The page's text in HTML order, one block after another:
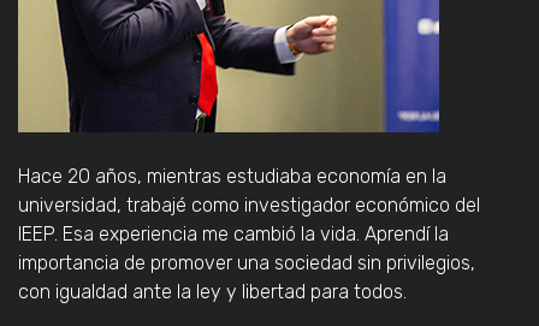
Hace 20 años, mientras estudiaba economía en la
universidad, trabajé como investigador económico del
IEEP. Esa experiencia me cambió la vida. Aprendí la
importancia de promover una sociedad sin privilegios,
con igualdad ante la ley y libertad para todos.